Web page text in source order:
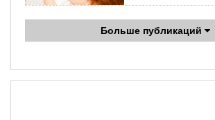
Больше публикаций